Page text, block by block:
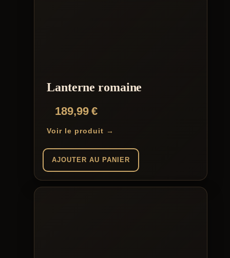
Lanterne romaine
189,99€
Voir le produit →
AJOUTER AU PANIER